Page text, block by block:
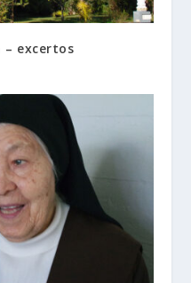
– excertos